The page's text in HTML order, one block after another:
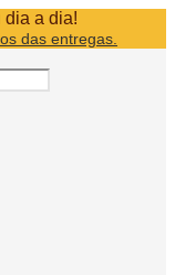
a dia!
das entregas.